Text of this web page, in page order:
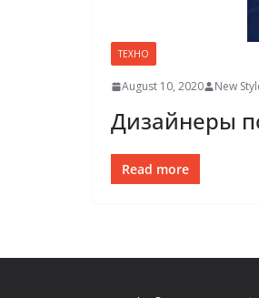
ТЕХНО
August 10, 2020 New
Дизайнеры
Read more